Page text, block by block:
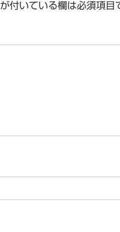
が付いている欄は必須項目